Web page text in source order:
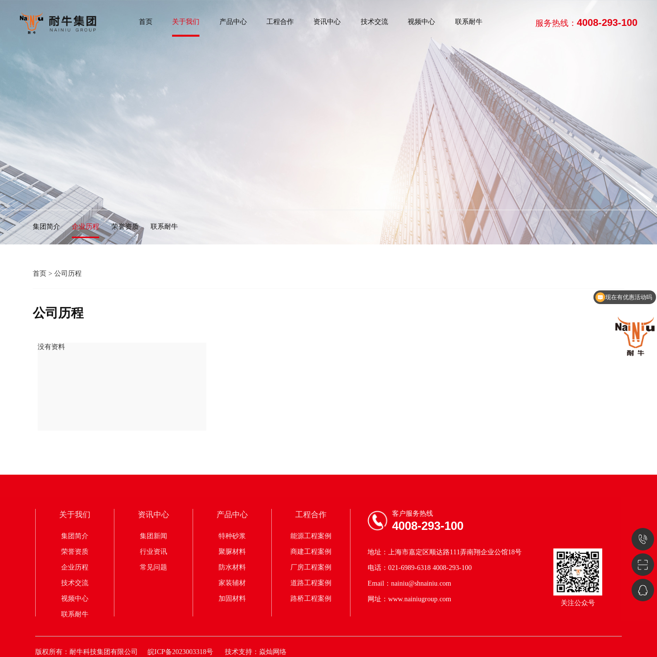
首页 关于我们 产品中心 工程合作 资讯中心 技术交流 视频中心 联系耐牛 服务热线： 4008-293-100
集团简介 企业历程 荣誉资质 联系耐牛
首页 >公司历程
公司历程
没有资料
关于我们
集团简介
荣誉资质
企业历程
技术交流
视频中心
联系耐牛
资讯中心
集团新闻
行业资讯
常见问题
产品中心
特种砂浆
聚脲材料
防水材料
家装辅材
加固材料
工程合作
能源工程案例
商建工程案例
厂房工程案例
道路工程案例
路桥工程案例
客户服务热线
4008-293-100
地址：上海市嘉定区顺达路111弄南翔企业公馆18号
电话：021-6989-6318 4008-293-100
Email：nainiu@shnainiu.com
网址：www.nainiugroup.com
关注公众号
版权所有：耐牛科技集团有限公司 皖ICP备2023003318号 技术支持：焱灿网络
4008-
293-
100
QQ
现在有优惠活动吗